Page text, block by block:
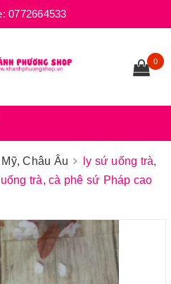
0772664533
0
Châu Âu
ly sứ uống trà,
trà, cà phê sứ Pháp cao